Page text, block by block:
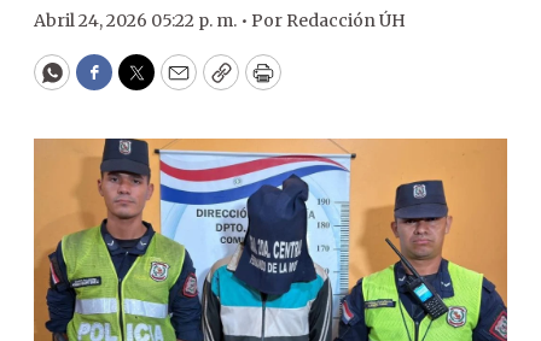
Abril 24, 2026 05:22 p. m. • Por Redacción ÚH
WhatsApp
Facebook
Twitter
EmailCopyPrint